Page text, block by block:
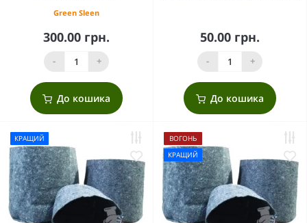
Green Sleen
300.00 грн.
- +
До кошика
50.00 грн.
- +
До кошика
КРАЩИЙ
ВОГОНЬ
КРАЩИЙ